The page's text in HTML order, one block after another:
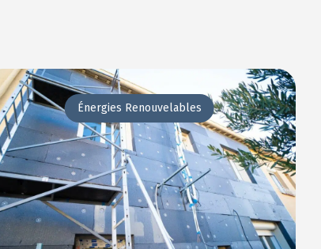
Énergies Renouvelables